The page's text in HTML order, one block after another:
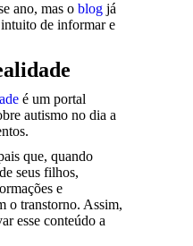
ano, mas o blog já
de informar e
é um portal
autismo no dia a
que, quando
seus filhos,
e
o transtorno. Assim,
esse conteúdo a